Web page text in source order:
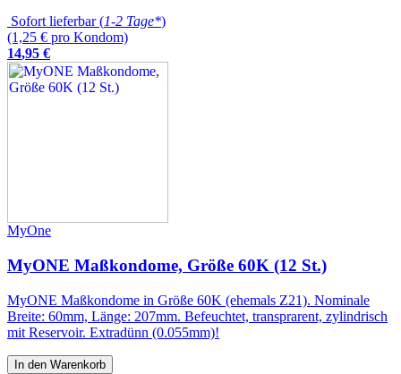
Sofort lieferbar (1-2 Tage*)
(1,25 € pro Kondom)
14,95 €
MyOne
MyONE Maßkondome, Größe 60K (12 St.)
MyONE Maßkondome in Größe 60K (ehemals Z21). Nominale
Breite: 60mm, Länge: 207mm. Befeuchtet, transprarent, zylindrisch
mit Reservoir. Extradünn (0.055mm)!
In den Warenkorb